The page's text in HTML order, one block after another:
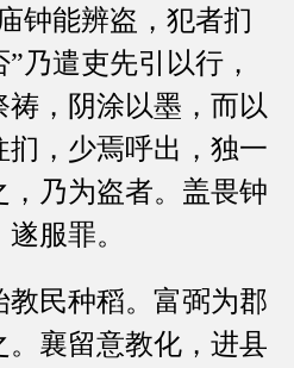
钟能辨盗，犯者扪
乃遣吏先引以行，
祷，阴涂以墨，而以
，少焉呼出，独一
，乃为盗者。盖畏钟
服罪。
民种稻。富弼为郡
。襄留意教化，进县